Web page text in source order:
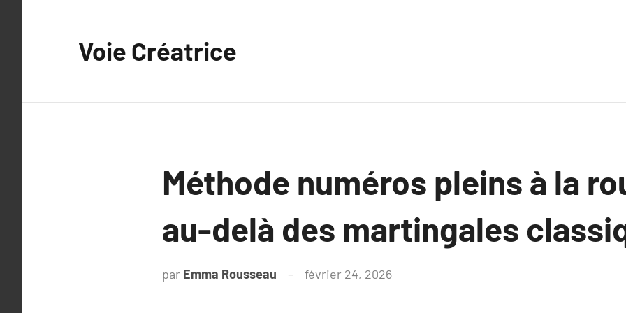
Voie Créatrice
Méthode numéros pleins à la
au-delà des martingales
par Emma Rousseau février 24, 2026